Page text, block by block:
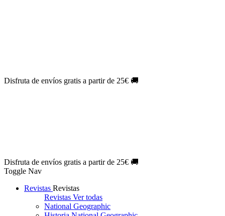
Disfruta de envíos gratis a partir de 25€ 🚚
Disfruta de envíos gratis a partir de 25€ 🚚
Toggle Nav
Revistas Revistas
Revistas Ver todas
National Geographic